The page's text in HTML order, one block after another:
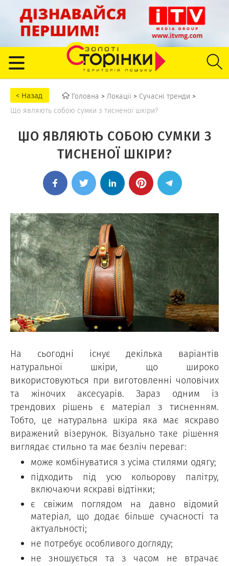
Головна > Локації > Сучасні тренди >
Що являють собою сумки з тисненої шкіри?
ЩО ЯВЛЯЮТЬ СОБОЮ СУМКИ З
ТИСНЕНОЇ ШКІРИ?
На сьогодні існує декілька варіантів
натуральної шкіри, що широко
використовуються при виготовленні чоловічих
та жіночих аксесуарів. Зараз одним із
трендових рішень є матеріал з тисненням.
Тобто, це натуральна шкіра яка має яскраво
виражений візерунок. Візуально таке рішення
виглядає стильно та має безліч переваг:
може комбінуватися з усіма стилями одягу;
підходить під усю кольорову палітру,
включаючи яскраві відтінки;
є свіжим поглядом на давно відомий
матеріал, що додає більше сучасності та
актуальності;
не потребує особливого догляду;
не зношується та з часом не втрачає